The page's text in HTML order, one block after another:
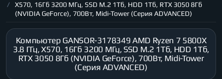
X570, 16Гб 3200 МГц, SSD M.2 1Тб, HDD 1Тб, RTX 3050 8Гб
(NVIDIA GeForce), 700Вт, Midi-Tower (Серия ADVANCED)
Компьютер GANSOR-3178349 AMD Ryzen 7 5800X
3.8 ГГц, X570, 16Гб 3200 МГц, SSD M.2 1Тб, HDD 1Тб,
RTX 3050 8Гб (NVIDIA GeForce), 700Вт, Midi-Tower
(Серия ADVANCED)